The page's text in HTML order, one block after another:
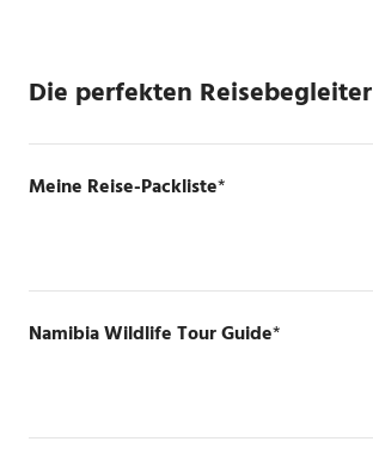
Die perfekten Reisebegleiter
Meine Reise-Packliste*
Namibia Wildlife Tour Guide*